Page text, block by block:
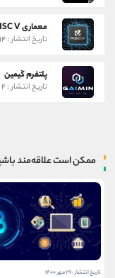
معماری RISC V
تاریخ انتشار : ۱۴ بهمن ۱۴۰۴
پلتفرم گیمین
تاریخ انتشار : ۴ مرداد ۱۴۰۵
ممکن است علاقه‌مند
تاریخ انتشار : ۲۹ مهر ۱۴۰۰